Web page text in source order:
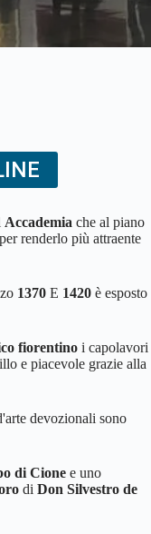
Accademia che al piano
renderlo più attraente
1370 E 1420 è esposto
fiorentino i capolavori
e piacevole grazie alla
devozionali sono
di Cione e uno
di Don Silvestro de